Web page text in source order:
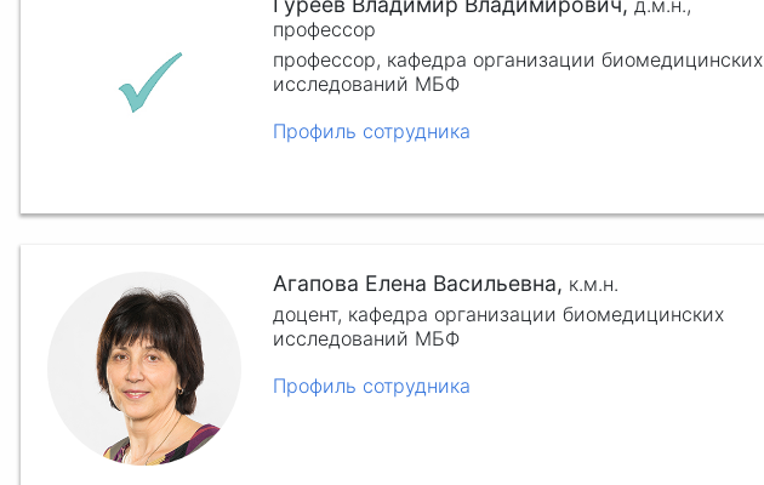
профессор
профессор, кафедра организации биомедицинских
исследований МБФ
Профиль сотрудника
Агапова Елена Васильевна, к.м.н.
доцент, кафедра организации биомедицинских
исследований МБФ
Профиль сотрудника